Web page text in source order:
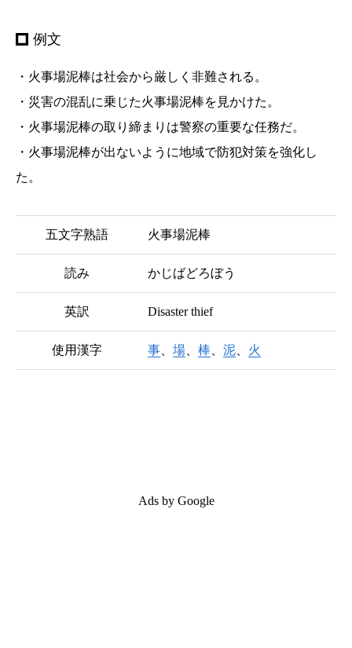
例文
・火事場泥棒は社会から厳しく非難される。
・災害の混乱に乗じた火事場泥棒を見かけた。
・火事場泥棒の取り締まりは警察の重要な任務だ。
・火事場泥棒が出ないように地域で防犯対策を強化し
た。
五文字熟語 火事場泥棒
読み かじばどろぼう
英訳 Disaster thief
使用漢字 事 場 棒 泥 火
Ads by Google